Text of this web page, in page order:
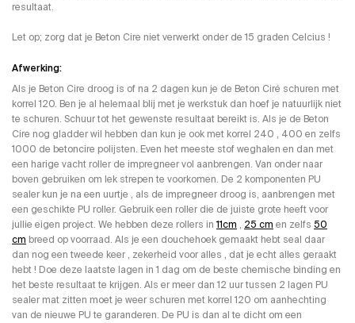
resultaat.
Let op; zorg dat je Beton Cire niet verwerkt onder de 15 graden Celcius !
Afwerking:
Als je Beton Cire droog is of na 2 dagen kun je de Beton Ciré schuren met
korrel 120. Ben je al helemaal blij met je werkstuk dan hoef je natuurlijk niet
te schuren. Schuur tot het gewenste resultaat bereikt is. Als je de Beton
Cire nog gladder wil hebben dan kun je ook met korrel 240 , 400 en zelfs
1000 de betoncire polijsten. Even het meeste stof weghalen en dan met
een harige vacht roller de impregneer vol aanbrengen. Van onder naar
boven gebruiken om lek strepen te voorkomen. De 2 komponenten PU
sealer kun je na een uurtje , als de impregneer droog is, aanbrengen met
een geschikte PU roller. Gebruik een roller die de juiste grote heeft voor
jullie eigen project. We hebben deze rollers in11cm , 25 cm en zelfs 50
cm breed op voorraad. Als je een douchehoek gemaakt hebt seal daar
dan nog een tweede keer , zekerheid voor alles , dat je echt alles geraakt
hebt ! Doe deze laatste lagen in 1 dag om de beste chemische binding en
het beste resultaat te krijgen. Als er meer dan 12 uur tussen 2 lagen PU
sealer mat zitten moet je weer schuren met korrel 120 om aanhechting
van de nieuwe PU te garanderen. De PU is dan al te dicht om een